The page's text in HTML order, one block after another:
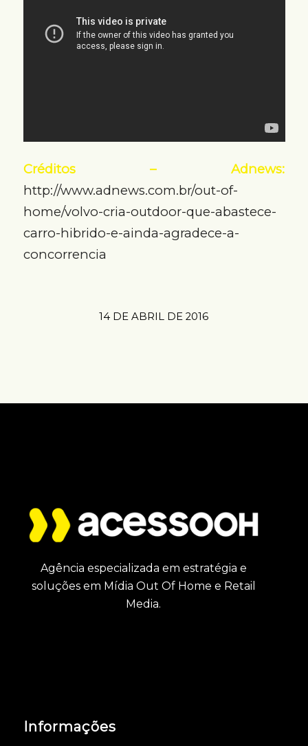
Créditos – Adnews:
http://www.adnews.com.br/out-of-
home/volvo-cria-outdoor-que-abastece-
carro-hibrido-e-ainda-agradece-a-
concorrencia
14 DE ABRIL DE 2016
Agência especializada em estratégia e
soluções em Mídia Out Of Home e Retail
Media.
Informações